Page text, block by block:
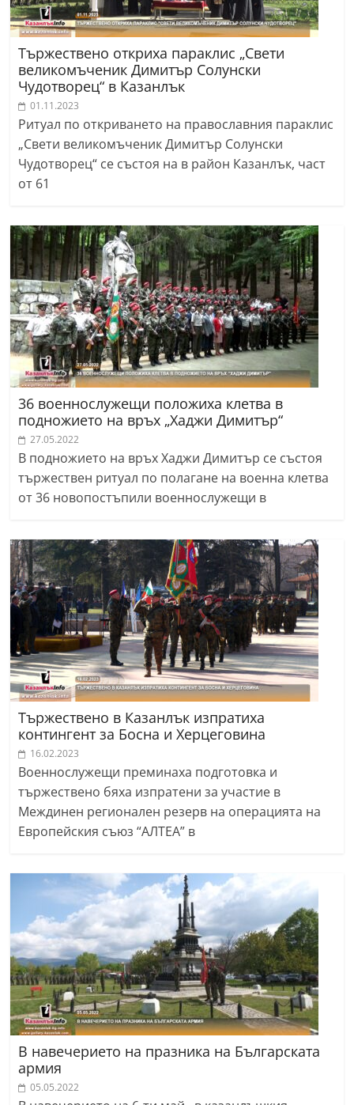
l
e
r
y
k
a
z
l
a
k
.
c
o
m
Тържествено откриха параклис „Свети
великомъченик Димитър Солунски
Чудотворец“ в Казанлък
01.11.2023
Ритуал по откриването на православния параклис
„Свети великомъченик Димитър Солунски
Чудотворец“ се състоя на в район Казанлък, част
от 61
36 военнослужещи положиха клетва в
подножието на връх „Хаджи Димитър“
27.05.2022
В подножието на връх Хаджи Димитър се състоя
тържествен ритуал по полагане на военна клетва
от 36 новопостъпили военнослужещи в
Тържествено в Казанлък изпратиха
контингент за Босна и Херцеговина
16.02.2023
Военнослужещи преминаха подготовка и
тържествено бяха изпратени за участие в
Междинен регионален резерв на операцията на
Европейския съюз “АЛТЕА” в
В навечерието на празника на Българската
армия
05.05.2022